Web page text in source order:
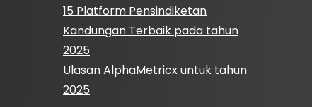
15 Platform Pensindiketan
Kandungan Terbaik pada tahun
2025
Ulasan AlphaMetricx untuk tahun
2025